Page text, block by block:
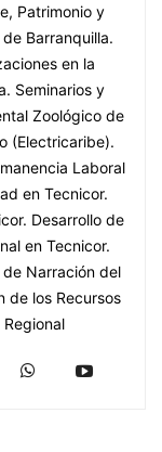
Patrimonio y
Barranquilla.
en la
Seminarios y
Zoológico de
(Electricaribe).
Laboral
en Tecnicor.
Desarrollo de
en Tecnicor.
Narración del
de los Recursos